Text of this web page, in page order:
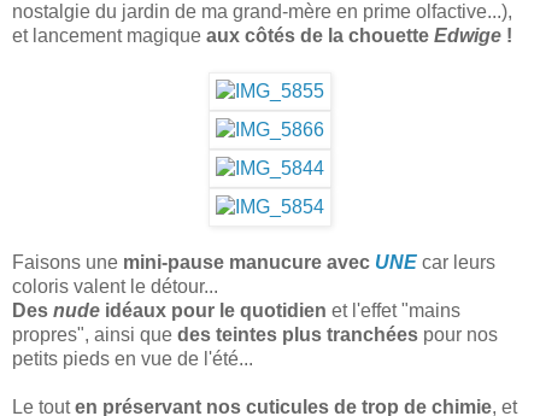
nostalgie du jardin de ma grand-mère en prime olfactive...),
et lancement magique aux côtés de la chouette Edwige !
Faisons une mini-pause manucure avec UNE car leurs
coloris valent le détour...
Des nude idéaux pour le quotidien et l'effet "mains
propres", ainsi que des teintes plus tranchées pour nos
petits pieds en vue de l'été...
Le touten préservant nos cuticules de trop de chimie, et